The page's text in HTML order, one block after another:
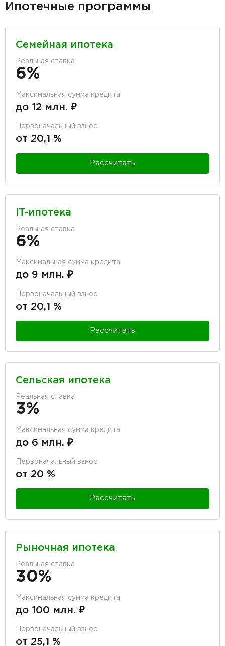
Ипотечные программы
Семейная ипотека
Реальная ставка
6%
Максимальная сумма кредита
до 12 млн. ₽
Первоначальный взнос
от 20,1 %
Рассчитать
IT-ипотека
Реальная ставка
6%
Максимальная сумма кредита
до 9 млн. ₽
Первоначальный взнос
от 20,1 %
Рассчитать
Сельская ипотека
Реальная ставка
3%
Максимальная сумма кредита
до 6 млн. ₽
Первоначальный взнос
от 20 %
Рассчитать
Рыночная ипотека
Реальная ставка
30%
Максимальная сумма кредита
до 100 млн. ₽
Первоначальный взнос
от 25,1 %